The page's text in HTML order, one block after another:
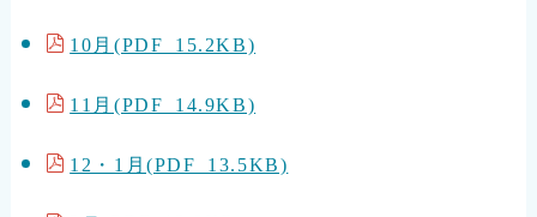
10月(PDF 15.2KB)
11月(PDF 14.9KB)
12・1月(PDF 13.5KB)